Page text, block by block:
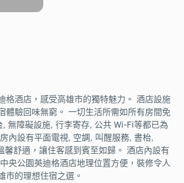
格酒店，感受高雄市的獨特魅力。 酒店設施
體驗回味無窮。 一切生活所需如所有房間免
無障礙設施, 行李寄存, 公共 Wi-Fi等都已為
內設有平面電視, 空調, 叫醒服務, 書枱,
舒適，讓住客感到賓至如歸。 酒店內設有
央公園英迪格酒店地理位置方便，裝修令人
市的理想住宿之選。